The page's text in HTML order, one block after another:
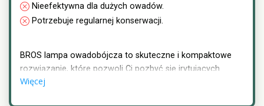
Nieefektywna dla dużych owadów.
Potrzebuje regularnej konserwacji.
BROS lampa owadobójcza to skuteczne i kompaktowe
rozwiązanie, które pozwoli Ci pozbyć się irytujących
owadów. Dzięki zaawansowanej technologii przyciągania
Więcej